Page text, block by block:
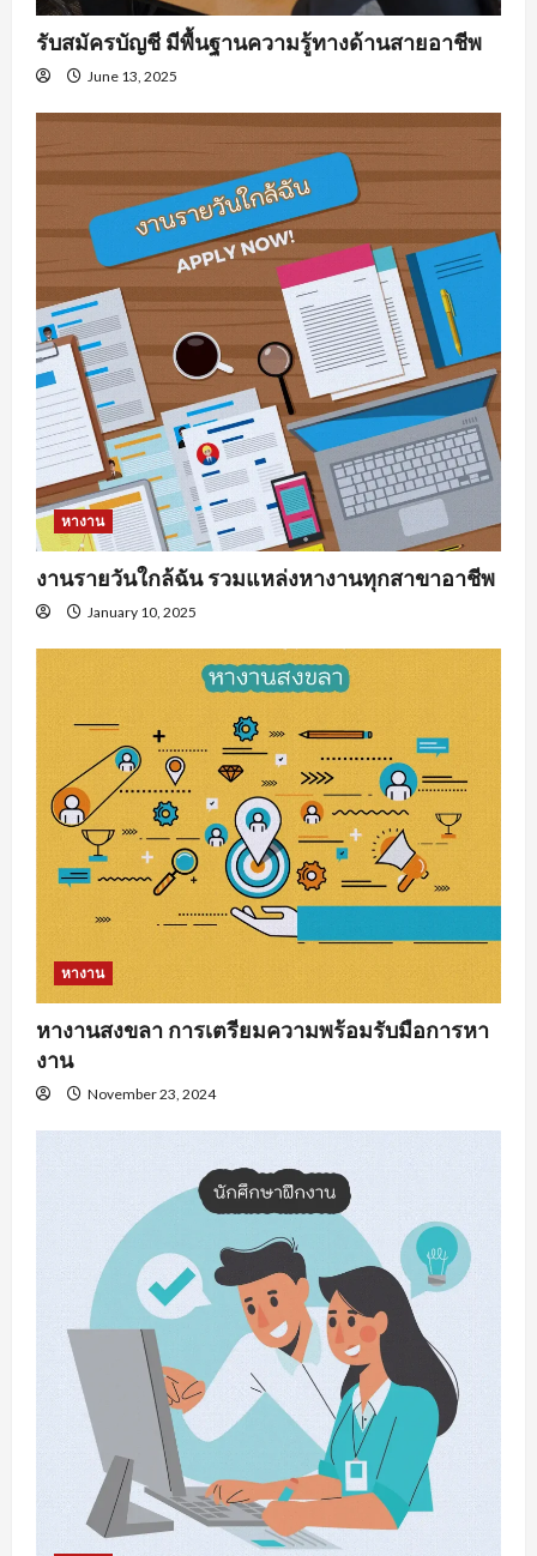
รับสมัครบัญชี มีพื้นฐานความรู้ทางด้านสายอาชีพ
June 13, 2025
หางาน
งานรายวันใกล้ฉัน รวมแหล่งหางานทุกสาขาอาชีพ
January 10, 2025
หางาน
หางานสงขลา การเตรียมความพร้อมรับมือการหา
งาน
November 23, 2024